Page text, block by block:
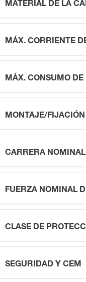
MATERIAL DE LA
MÁX. CORRIENTE
MÁX. CONSUMO DE
MONTAJE/FIJACIÓN
CARRERA NOMINAL
FUERZA NOMINAL
CLASE DE
SEGURIDAD Y CEM